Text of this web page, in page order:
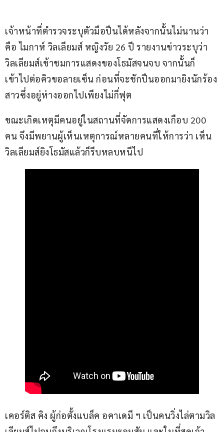
เจ้าหน้าที่ตำรวจระบุตัวมือปืนได้หลังจากนั้นไม่นานว่า
คือ ไมกาห์ วิลเลียมส์ หญิงวัย 26 ปี รายงานข่าวระบุว่า
วิลเลียมส์เข้าชมการแสดงของโธมัสจนจบ จากนั้นก็
เข้าไปต่อคิวขอลายเซ็น ก่อนที่จะชักปืนออกมายิงนักร้อง
สาวซึ่งอยู่ห่างออกไปเพียงไม่กี่ฟุต
ขณะเกิดเหตุมีคนอยู่ในสถานที่จัดการแสดงเกือบ 200
คน จึงมีพยานผู้เห็นเหตุการณ์หลายคนที่ให้การว่า เห็น
วิลเลียมส์ยิงโธมัสแล้วก็รีบหลบหนีไป
เคอร์ติส คิง ผู้ก่อตั้งแบล็ค อคาเดมี ฯ เป็นคนวิ่งไล่ตามวิล